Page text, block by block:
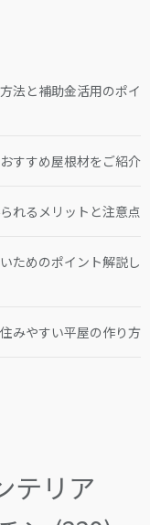
法と補助金活用のポイ
すすめ屋根材をご紹介
れるメリットと注意点
ためのポイント解説し
みやすい平屋の作り方
テリア